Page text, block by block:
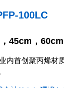
100LC
45cm，
内首创聚丙烯材